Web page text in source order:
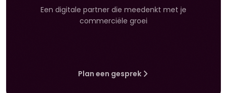
Een digitale partner die meedenkt met je
commerciële groei
Plan een gesprek